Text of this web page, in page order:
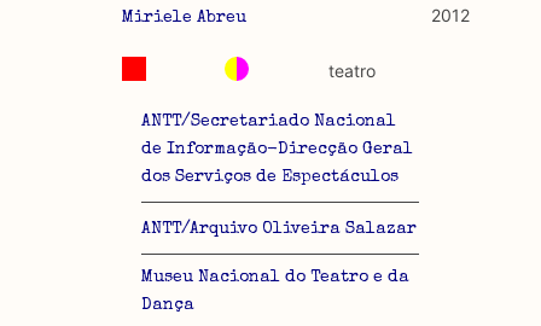
Miriele Abreu 2012
ANTT/Secretariado Nacional
de Informação-Direcção Geral
dos Serviços de Espectáculos
ANTT/Arquivo Oliveira Salazar
Museu Nacional do Teatro e da
Dança
teatro